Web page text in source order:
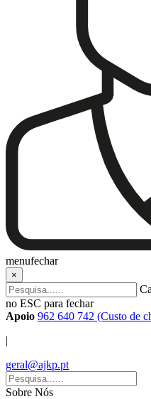
menufechar
×
no ESC para fechar
Apoio 962 640 742 (Custo de
|
geral@ajkp.pt
Sobre Nós